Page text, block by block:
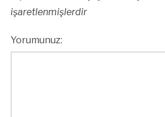
işaretlenmişlerdir
Yorumunuz: